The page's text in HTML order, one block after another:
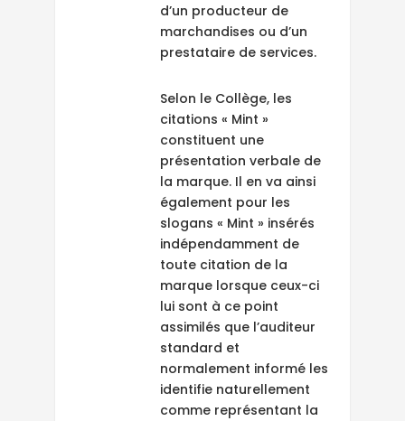
d’un producteur de
marchandises ou d’un
prestataire de services.
Selon le Collège, les
citations « Mint »
constituent une
présentation verbale de
la marque. Il en va ainsi
également pour les
slogans « Mint » insérés
indépendamment de
toute citation de la
marque lorsque ceux-ci
lui sont à ce point
assimilés que l’auditeur
standard et
normalement informé les
identifie naturellement
comme représentant la